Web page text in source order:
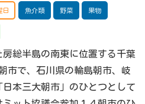
日 魚介類 野菜 果物
総半島の南東に位置する千葉
市で、石川県の輪島朝市、岐
本三大朝市」のひとつとして